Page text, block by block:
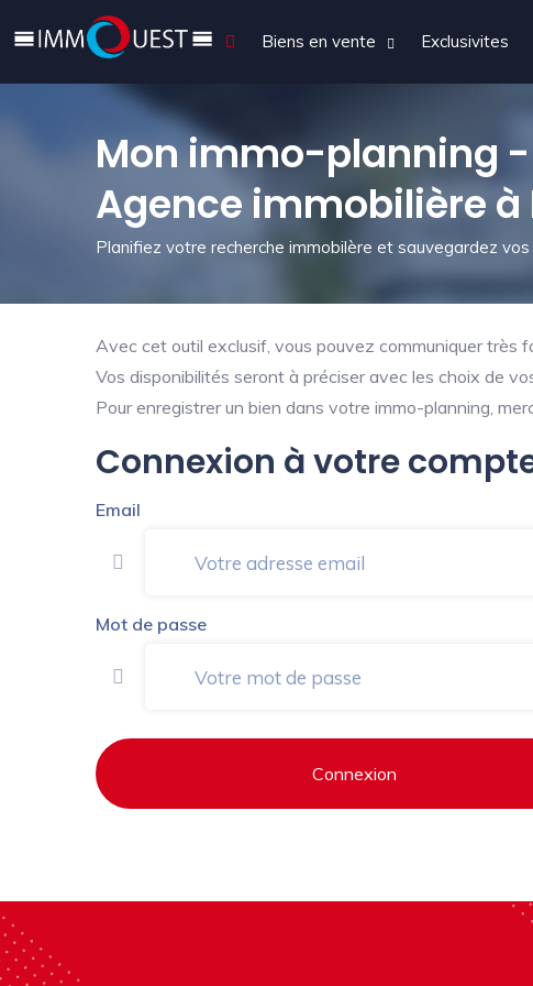
Biens en vente Exclusivites
Mon immo-planning
Agence immobilière à
Planifiez votre recherche immobilère et sauvegardez
Avec cet outil exclusif, vous pouvez communiquer très
Vos disponibilités seront à préciser avec les choix de
Pour enregistrer un bien dans votre immo-planning,
Connexion à votre
Email
Mot de passe
Connexion